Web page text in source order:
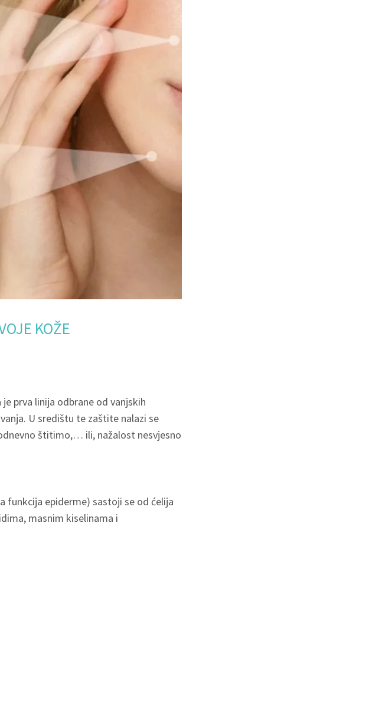
KOŽE
prva linija odbrane od vanjskih
U središtu te zaštite nalazi se
štitimo,… ili, nažalost nesvjesno
funkcija epiderme) sastoji se od ćelija
masnim kiselinama i